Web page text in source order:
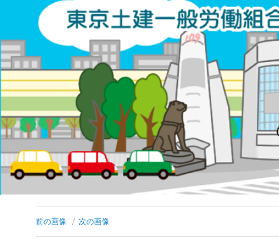
テ
ン
ツ
ス
キ
プ
前の画像 次の画像